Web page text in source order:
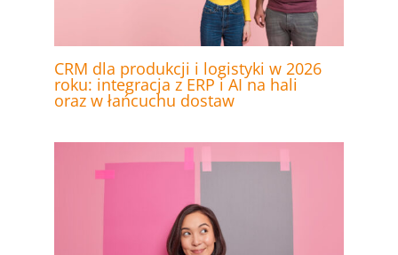
CRM dla produkcji i logistyki w 2026
roku: integracja z ERP i AI na hali
oraz w łańcuchu dostaw